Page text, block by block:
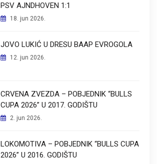
PSV AJNDHOVEN 1:1
18. jun 2026.
JOVO LUKIĆ U DRESU BAAP EVROGOLA
12. jun 2026.
CRVENA ZVEZDA – POBJEDNIK “BULLS
CUPA 2026” U 2017. GODIŠTU
2. jun 2026.
LOKOMOTIVA – POBJEDNIK “BULLS CUPA
2026” U 2016. GODIŠTU